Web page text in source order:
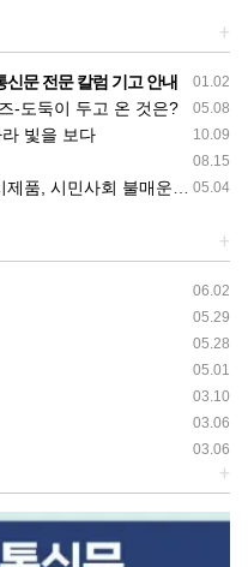
+
01.02
문 전문 칼럼 기고 안내
05.08
-도둑이 두고 온 것은?
10.09
빛을 보다
08.15
05.04
운동 움직임 <한국유통신문.com>
+
06.02
05.29
05.28
05.01
03.10
03.06
03.06
+